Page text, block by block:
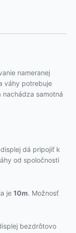
nameranej
váhy potrebuje
samotná
dá pripojiť k
od spoločnosti
je 10m. Možnosť
bezdrôtovo